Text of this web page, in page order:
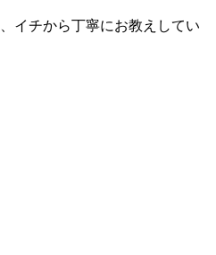
イチから丁寧にお教えしてい